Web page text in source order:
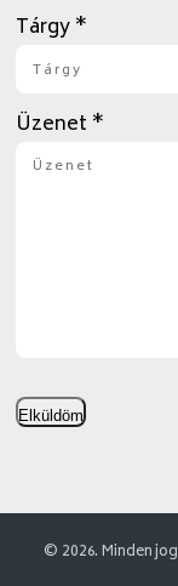
Tárgy*
Üzenet *
Elküldöm
© 2026. Minden